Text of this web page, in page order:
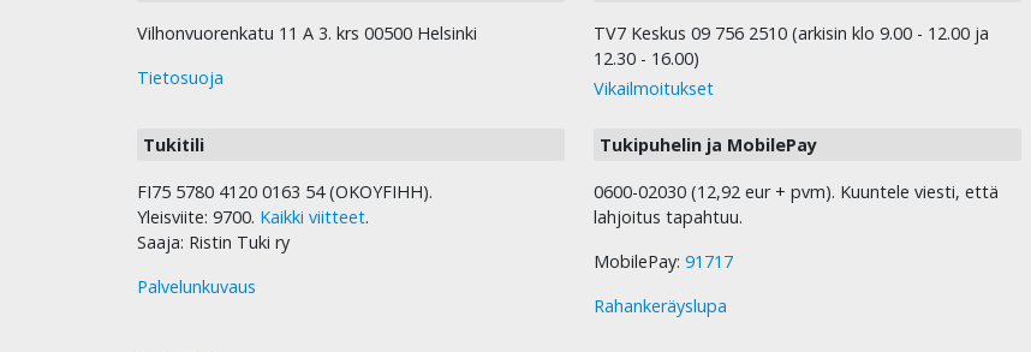
Vilhonvuorenkatu 11 A 3. krs 00500 Helsinki
Tietosuoja
TV7 Keskus 09 756 2510 (arkisin klo 9.00 - 12.00 ja
12.30 - 16.00)
Vikailmoitukset
Tukitili
FI75 5780 4120 0163 54 (OKOYFIHH).
Yleisviite: 9700. Kaikki viitteet.
Saaja: Ristin Tuki ry
Palvelunkuvaus
Tukipuhelin ja MobilePay
0600-02030 (12,92 eur + pvm). Kuuntele viesti, että
lahjoitus tapahtuu.
MobilePay: 91717
Rahankeräyslupa